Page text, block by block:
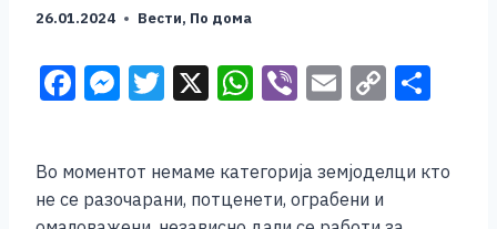
26.01.2024 Вести, По дома
F
e
M
e
T
er
X W
s
Vi
er
E
ai
l
C
y e
Во моментот немаме категорија земјоделци кто
не се разочарани, потценети, ограбени и